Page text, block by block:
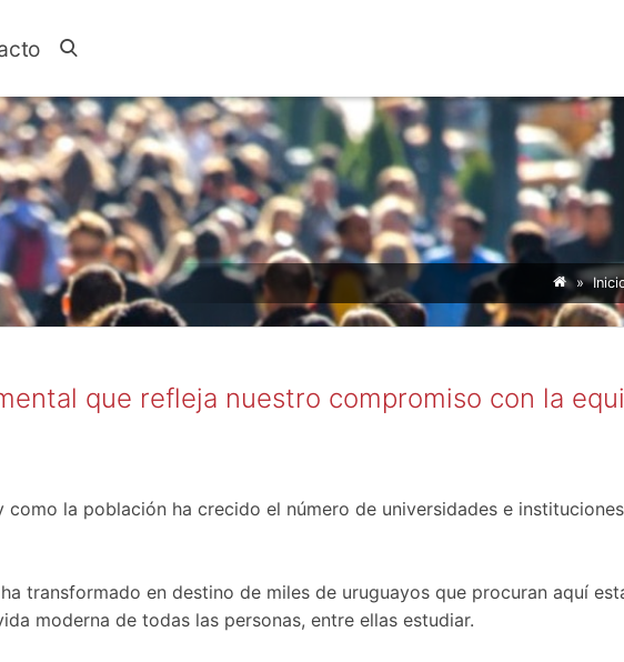
»
que refleja nuestro compromiso con la
la población ha crecido el número de universidades e
transformado en destino de miles de uruguayos que procuran aquí
moderna de todas las personas, entre ellas estudiar.